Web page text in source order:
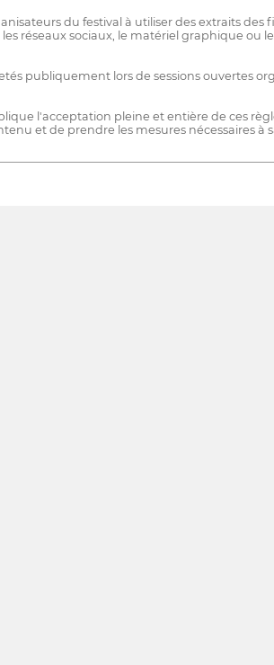
du festival à utiliser des extraits
réseaux sociaux, le matériel graphique ou
publiquement lors de sessions ouvertes
l'acceptation pleine et entière de ces
et de prendre les mesures nécessaires à